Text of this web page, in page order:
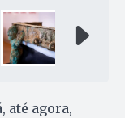
até agora,